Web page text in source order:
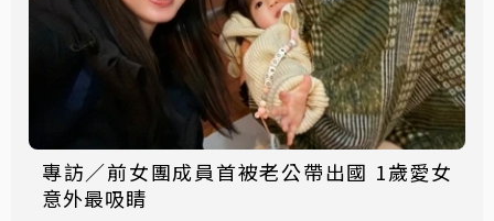
專訪／前女團成員首被老公帶出國 1歲愛女
意外最吸睛